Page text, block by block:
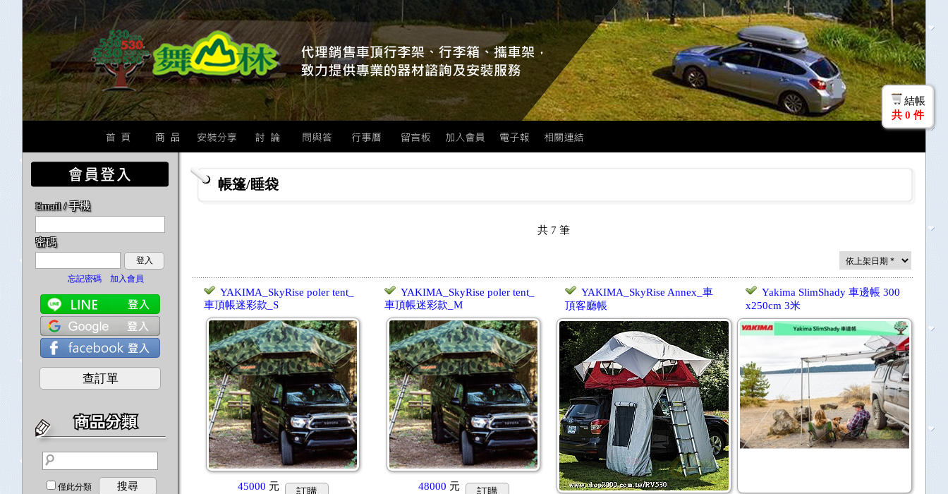
結帳
共 0 件
Email / 手機
密碼
登入
忘記密碼
加入會員
查訂單
僅此分類 搜尋
帳篷/睡袋
共7 筆
YAKIMA_SkyRise poler tent_
車頂帳迷彩款_S
45000 元
YAKIMA_SkyRise poler tent_
車頂帳迷彩款_M
48000 元
YAKIMA_SkyRise Annex_車
頂客廳帳
Yakima SlimShady 車邊帳 300
x250cm 3米